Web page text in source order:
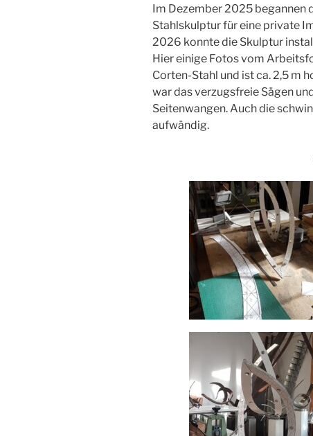
Im Dezember 2025 begannen
Stahlskulptur für eine private
2026 konnte die Skulptur
Hier einige Fotos vom
Corten-Stahl und ist ca. 2,5 m
war das verzugsfreie Sägen
Seitenwangen. Auch die
aufwändig.